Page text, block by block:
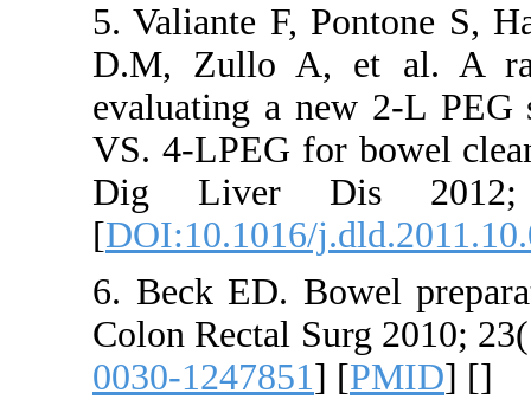
5. Valiante
D.M,
evaluating
VS. 4-
Dig
[
6. Beck
Colon
0030-